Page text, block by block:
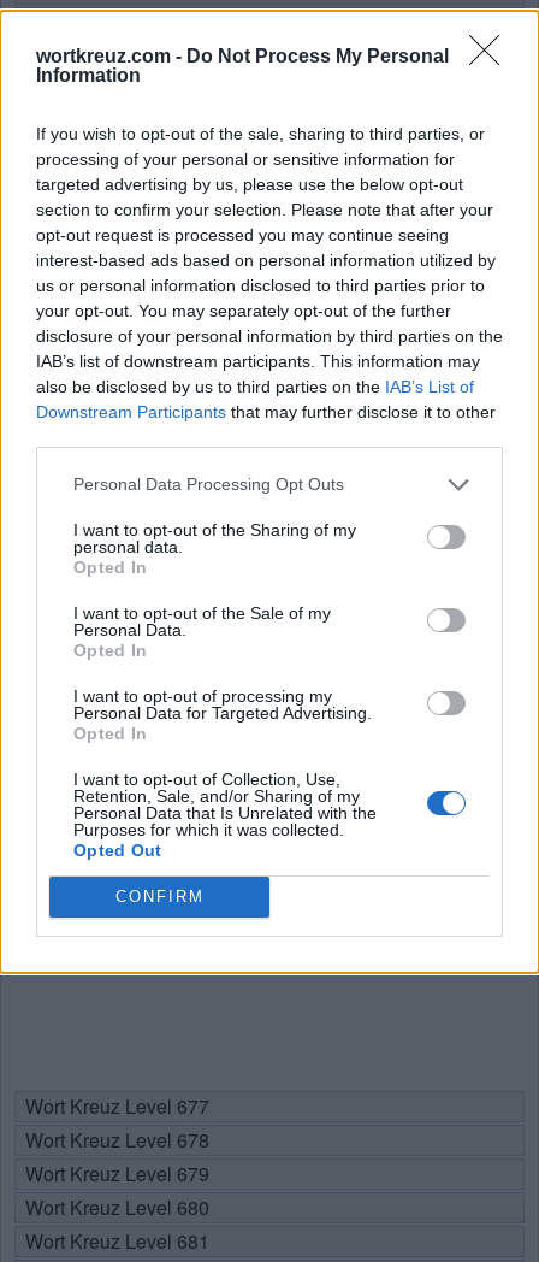
wortkreuz.com - Do Not Process My Personal
Information
If you wish to opt-out of the sale, sharing to third parties, or
processing of your personal or sensitive information for
targeted advertising by us, please use the below opt-out
section to confirm your selection. Please note that after your
opt-out request is processed you may continue seeing
interest-based ads based on personal information utilized by
us or personal information disclosed to third parties prior to
your opt-out. You may separately opt-out of the further
disclosure of your personal information by third parties on the
IAB’s list of downstream participants. This information may
also be disclosed by us to third parties on the IAB’s List of
Downstream Participants that may further disclose it to other
Personal Data Processing Opt Outs
I want to opt-out of the Sharing of my
personal data.
Opted In
I want to opt-out of the Sale of my
Personal Data.
Opted In
I want to opt-out of processing my
Personal Data for Targeted Advertising.
Opted In
I want to opt-out of Collection, Use,
Retention, Sale, and/or Sharing of my
Personal Data that Is Unrelated with the
Purposes for which it was collected.
Opted Out
CONFIRM
Wort Kreuz Level 656
Wort Kreuz Level 657
Wort Kreuz Level 658
Wort Kreuz Level 659
Wort Kreuz Level 660
Wort Kreuz Level 661
Wort Kreuz Level 662
Wort Kreuz Level 663
Wort Kreuz Level 664
Wort Kreuz Level 665
Wort Kreuz Level 666
Wort Kreuz Level 667
Wort Kreuz Level 669
Wort Kreuz Level 670
Wort Kreuz Level 671
Wort Kreuz Level 673
Wort Kreuz Level 674
Wort Kreuz Level 675
Wort Kreuz Level 676
Wort Kreuz Level 677
Wort Kreuz Level 678
Wort Kreuz Level 679
Wort Kreuz Level 680
Wort Kreuz Level 681